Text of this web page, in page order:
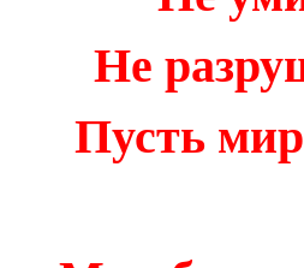
Не
Пусть